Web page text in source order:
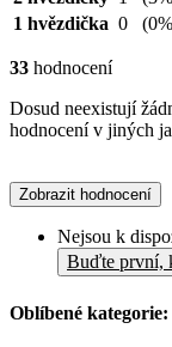
1 hvězdička 0
33 hodnocení
Dosud neexistují
hodnocení v jiných
Zobrazit hodnocení
Nejsou k
Buďte první,
Oblíbené kategorie: